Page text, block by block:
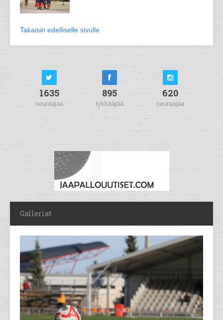
Takaisin edelliselle sivulle
1635
seuraajaa
895
tykkääjää
620
seuraajaa
Galleriat